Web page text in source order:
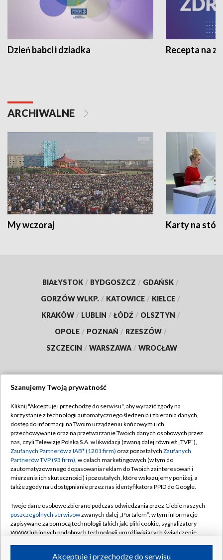
Dzień babci i dziadka Recepta na
ARCHIWALNE
My wczoraj Karty na
BIAŁYSTOK / BYDGOSZCZ / GDAŃSK /
GORZÓW WLKP. / KATOWICE / KIELCE /
KRAKÓW / LUBLIN / ŁÓDŹ / OLSZTYN /
OPOLE / POZNAŃ / RZESZÓW /
SZCZECIN / WARSZAWA / WROCŁAW
TVP
Abonament TVP
Emisja w TVP
Centrum informacji TVP
Naziemna Telewizja Cyfrowa
Rada Programowa
System NOS
Informacje o nadawcy
Regulamin TVP
Polityka prywatności
Moje zgody
Pomoc
Kontakt
Kanały
Szanujemy Twoją prywatność
Kliknij "Akceptuję i przechodzę do serwisu", aby wyrazić zgody na
korzystanie z technologii automatycznego śledzenia i zbierania danych,
dostęp do informacji na Twoim urządzeniu końcowym i ich
przechowywanie oraz na przetwarzanie Twoich danych osobowych przez
nas, czyli Telewizję Polską S.A. w likwidacji (zwaną dalej również „TVP”),
Zaufanych Partnerów z IAB* (1201 firm) oraz pozostałych Zaufanych
Partnerów TVP (93 firm), w celach marketingowych (w tym do
zautomatyzowanego dopasowania reklam do Twoich zainteresowań i
mierzenia ich skuteczności) i pozostałych, które wskazujemy poniżej, a
także zgody na udostępnianie przez nas identyfikatora PPID do Google.
Twoje dane osobowe zbierane podczas odwiedzania przez Ciebie naszych
poszczególnych serwisówzwanych dalej „Portalem”, w tym informacje
zapisywane za pomocą technologii takich jak: pliki cookie, sygnalizatory
WWW lub innych podobnych technologii umożliwiających świadczenie
Akceptuję i przechodzę do serwisu